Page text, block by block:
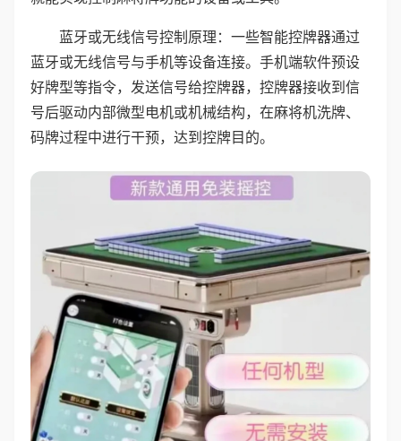
蓝牙或无线信号控制原理：一些智能控牌器通过
蓝牙或无线信号与手机等设备连接。手机端软件预设
好牌型等指令，发送信号给控牌器，控牌器接收到信
号后驱动内部微型电机或机械结构，在麻将机洗牌、
码牌过程中进行干预，达到控牌目的。